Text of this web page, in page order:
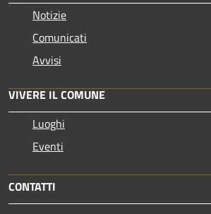
Notizie
Comunicati
Avvisi
VIVERE IL COMUNE
Luoghi
Eventi
CONTATTI